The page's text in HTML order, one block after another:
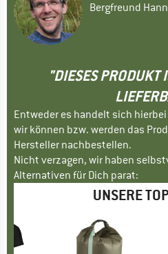
Bergfreund
"DIESES PRODUKT
Entweder es handelt sich
wir können bzw. werden das
Hersteller nachbestellen.
Nicht verzagen, wir haben
Alternativen für Dich parat:
UNSERE